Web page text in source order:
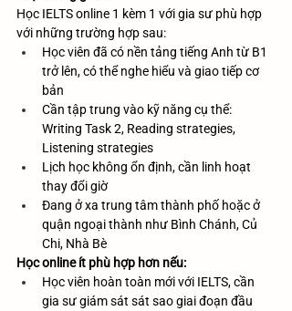
Học IELTS online 1 kèm 1 với gia sư phù hợp
với những trường hợp sau:
Học viên đã có nền tảng tiếng Anh từ B1
trở lên, có thể nghe hiểu và giao tiếp cơ
bản
Cần tập trung vào kỹ năng cụ thể:
Writing Task 2, Reading strategies,
Listening strategies
Lịch học không ổn định, cần linh hoạt
thay đổi giờ
Đang ở xa trung tâm thành phố hoặc ở
quận ngoại thành như Bình Chánh, Củ
Chi, Nhà Bè
Học online ít phù hợp hơn nếu:
Học viên hoàn toàn mới với IELTS, cần
gia sư giám sát sát sao giai đoạn đầu